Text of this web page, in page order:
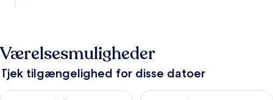
Værelsesmuligheder
Tjek tilgængelighed for disse datoer
Tjek tilgængelighed for i aften aug. 6 - aug. 7Tjek tilgængelighed for i